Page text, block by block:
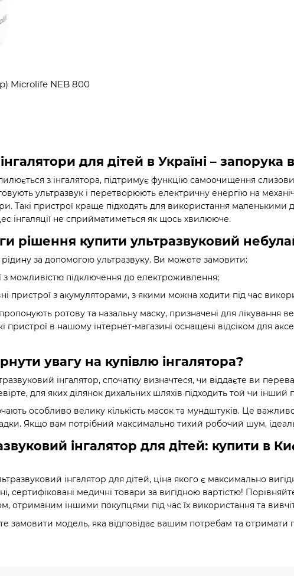
для дітей в Україні – запорука
з інгалятора, підтримує функцію самоочищення
ультразвук і перетворюють електричну енергію на
Такі пристрої краще підходять для використання маленькими
інгаляції не сприйматиметься як щось хвилююче.
рішення купити ультразвуковий
за допомогою ультразвуку. Ви можете замовити:
з можливістю підключення до електроживлення;
пристрої з акумуляторами, з якими можна ходити під час
ротову та назальну маску, призначені для лікування
пристрої в нашому інтернет-магазині оснащені відсіком для
увагу на купівлю інгалятора?
інгалятор, спочатку визначтеся, чи віддаєте ви
для яких ділянок дихальних шляхів підходить той чи інший
особливо велику кількість масок та мундштуків. Це
Якщо вам потрібний максимально тихий робочий шум,
інгалятор для дітей: купити в
інгалятор для дітей, ціна якого є максимально
сертифіковані медичні товари за вигідною вартістю!
отриманим іншими покупцями під час їх використання та
замовити модель, яка відповідає вашим потребам та отримати
Microlife NEB 800